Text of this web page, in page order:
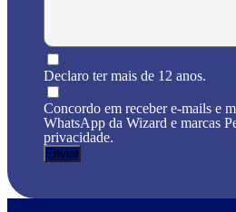
Declaro ter mais de 12 anos.
Concordo em receber e-mails e
WhatsApp da Wizard e marcas
privacidade.